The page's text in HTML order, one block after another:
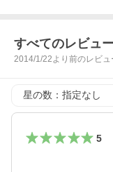
すべてのレビュ
2014/1/22より前のレビ
星の数
5